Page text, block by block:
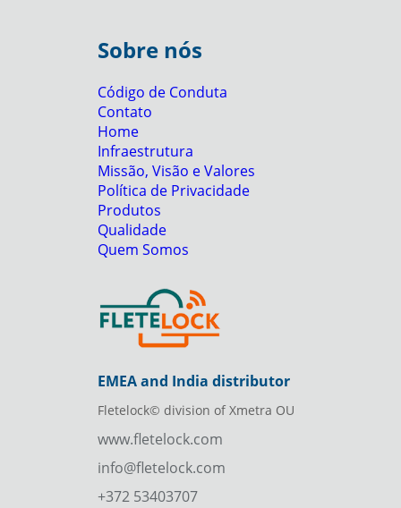
Sobre nós
Código de Conduta
Contato
Home
Infraestrutura
Missão, Visão e Valores
Política de Privacidade
Produtos
Qualidade
Quem Somos
EMEA and India distributor
Fletelock© division of Xmetra OU
www.fletelock.com
info@fletelock.com
+372 53403707